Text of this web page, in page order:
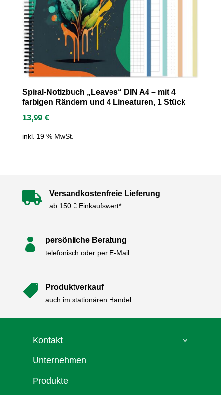
Spiral-Notizbuch „Leaves“ DIN A4 – mit 4
farbigen Rändern und 4 Lineaturen, 1 Stück
13,99 €
inkl. 19 % MwSt.
 Versandkostenfreie Lieferung
ab 150 € Einkaufswert*
 persönliche Beratung
telefonisch oder per E-Mail
 Produktverkauf
auch im stationären Handel
Kontakt
Unternehmen
Produkte